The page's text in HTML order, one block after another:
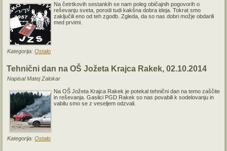
Na četrtkovih sestankih se nam poleg običajnih pogovorih o
reševanju sveta, porodi tudi kakšna dobra ideja. Tokrat smo
zaključili eno od teh zgodb. Zgleda, da so nas dobri možje obdarili
med prvimi.
Kategorija:Ostalo
Tehnični dan na OŠ Jožeta Krajca Rakek, 02.10.2014
Napisal Matej Zalokar
Na OŠ Jožeta Krajca Rakek je potekal tehnični dan na temo zaščite
in reševanja. Gasilci PGD Rakek so nas povabili k sodelovanju in
vabilu smo se z veseljem odzvali.
Kategorija:Ostalo